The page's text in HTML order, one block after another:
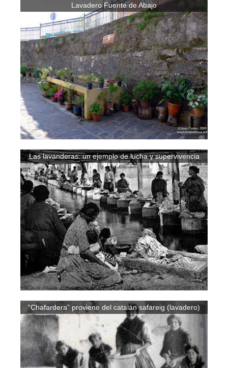
Lavadero Fuente de Abajo
Las lavanderas: un ejemplo de lucha y supervivencia
“Chafardera” proviene del catalán safareig (lavadero)